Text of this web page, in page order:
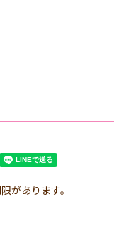
があります。